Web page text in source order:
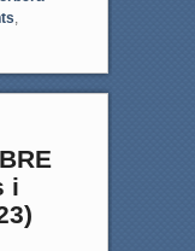
i